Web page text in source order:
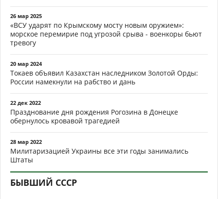
26 мар 2025
«ВСУ ударят по Крымскому мосту новым оружием»:
морское перемирие под угрозой срыва - военкоры бьют
тревогу
20 мар 2024
Токаев объявил Казахстан наследником Золотой Орды:
России намекнули на рабство и дань
22 дек 2022
Празднование дня рождения Рогозина в Донецке
обернулось кровавой трагедией
28 мар 2022
Милитаризацией Украины все эти годы занимались
Штаты
БЫВШИЙ СССР